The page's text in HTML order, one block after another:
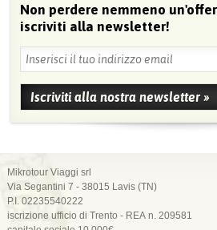
Non perdere nemmeno
iscriviti alla newsletter!
Mikrotour Viaggi srl
Via Segantini 7 - 38015 Lavis (TN)
P.I. 02235540222
iscrizione ufficio di Trento - REA n. 209581